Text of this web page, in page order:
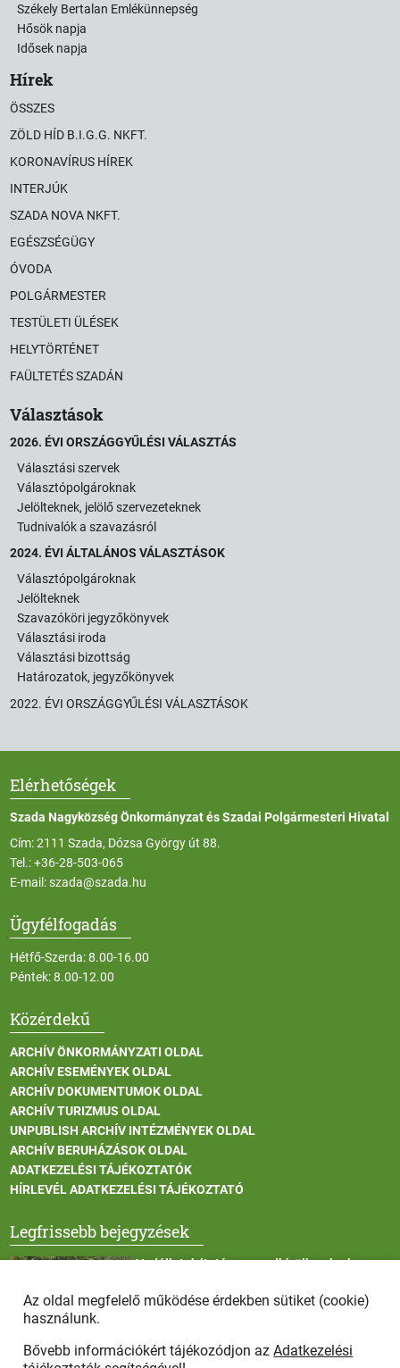
Székely Bertalan Emlékünnepség
Hősök napja
Idősek napja
Hírek
ÖSSZES
ZÖLD HÍD B.I.G.G. NKFT.
KORONAVÍRUS HÍREK
INTERJÚK
SZADA NOVA NKFT.
EGÉSZSÉGÜGY
ÓVODA
POLGÁRMESTER
TESTÜLETI ÜLÉSEK
HELYTÖRTÉNET
FAÜLTETÉS SZADÁN
Választások
2026. ÉVI ORSZÁGGYŰLÉSI VÁLASZTÁS
Választási szervek
Választópolgároknak
Jelölteknek, jelölő szervezeteknek
Tudnivalók a szavazásról
2024. ÉVI ÁLTALÁNOS VÁLASZTÁSOK
Választópolgároknak
Jelölteknek
Szavazóköri jegyzőkönyvek
Választási iroda
Választási bizottság
Határozatok, jegyzőkönyvek
2022. ÉVI ORSZÁGGYŰLÉSI VÁLASZTÁSOK
Elérhetőségek
Szada Nagyközség Önkormányzat és Szadai Polgármesteri Hivatal
Cím: 2111 Szada, Dózsa György út 88.
Tel.:+36-28-503-065
E-mail:szada@szada.hu
Ügyfélfogadás
Hétfő-Szerda: 8.00-16.00
Péntek: 8.00-12.00
Közérdekű
ARCHÍV ÖNKORMÁNYZATI OLDAL
ARCHÍV ESEMÉNYEK OLDAL
ARCHÍV DOKUMENTUMOK OLDAL
ARCHÍV TURIZMUS OLDAL
UNPUBLISH ARCHÍV INTÉZMÉNYEK OLDAL
ARCHÍV BERUHÁZÁSOK OLDAL
ADATKEZELÉSI TÁJÉKOZTATÓK
HÍRLEVÉL ADATKEZELÉSI TÁJÉKOZTATÓ
Legfrissebb bejegyzések
Vadállatok itatása a rendkívüli melegben
Afrikai sertéspestis - kérések a lakosság felé
Az oldal megfelelő működése érdekben sütiket (cookie)
használunk.
Bővebb információkért tájékozódjon azAdatkezelési